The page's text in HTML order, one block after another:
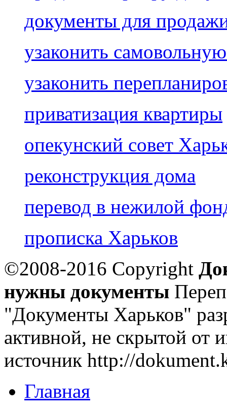
документы для
узаконить
узаконить
приватизация квартиры
опекунский совет
реконструкция дома
перевод в нежилой
прописка Харьков
©2008-2016 Copyright
нужны документы
"Документы Харьков"
активной, не скрытой от
источник http://
Главная